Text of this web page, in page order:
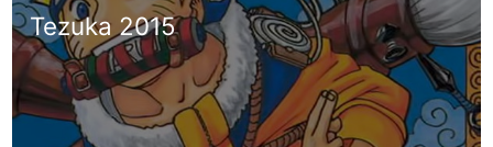
Tezuka 2015